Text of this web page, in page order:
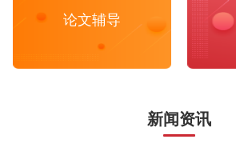
论文辅导
新闻资讯